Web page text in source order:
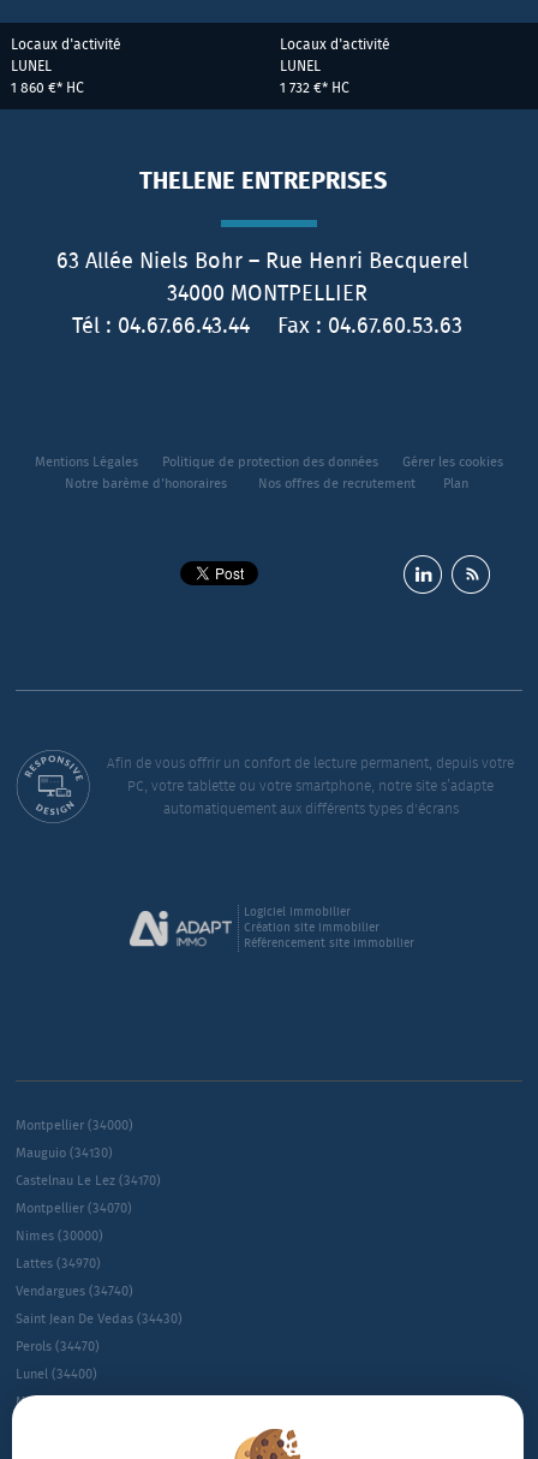
Locaux d'activité
LUNEL
1 860 €* HC
Locaux d'activité
LUNEL
1 732 €* HC
THELENE ENTREPRISES
63 Allée Niels Bohr – Rue Henri Becquerel
34000 MONTPELLIER
Tél : 04.67.66.43.44 Fax : 04.67.60.53.63
Mentions Légales Politique de protection des données
Gérer les cookies
Notre barème d'honoraires
Nos offres de recrutement Plan
Afin de vous offrir un confort de lecture permanent, depuis votre
PC, votre tablette ou votre smartphone, notre site s’adapte
automatiquement aux différents types d'écrans
Logiciel immobilier
Création site immobilier
Référencement site immobilier
Montpellier (34000)
Mauguio (34130)
Castelnau Le Lez (34170)
Montpellier (34070)
Nimes (30000)
Lattes (34970)
Vendargues (34740)
Saint Jean De Vedas (34430)
Perols (34470)
Lunel (34400)
Montpellier (34080)